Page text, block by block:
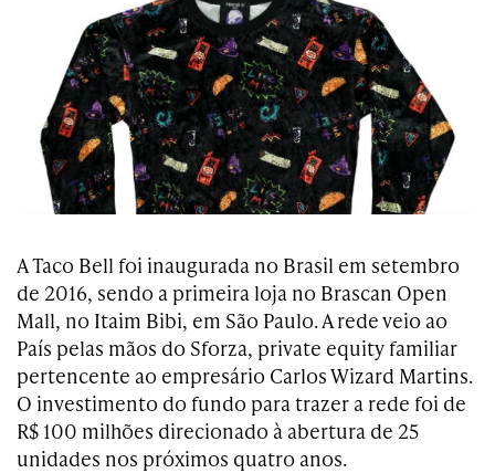
A Taco Bell foi inaugurada no Brasil em setembro
de 2016, sendo a primeira loja no Brascan Open
Mall, no Itaim Bibi, em São Paulo. A rede veio ao
País pelas mãos do Sforza, private equity familiar
pertencente ao empresário Carlos Wizard Martins.
O investimento do fundo para trazer a rede foi de
R$ 100 milhões direcionado à abertura de 25
unidades nos próximos quatro anos.